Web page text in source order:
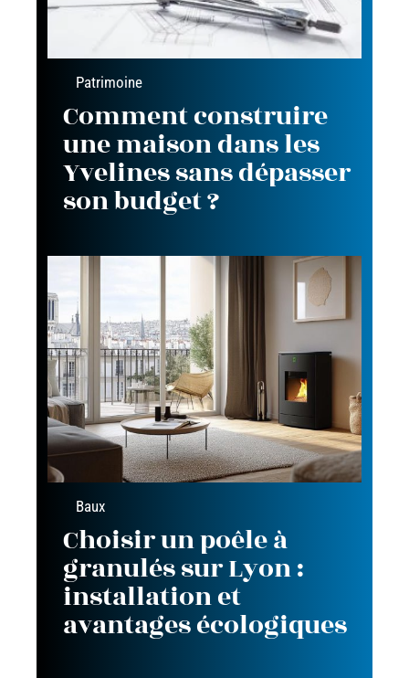
Patrimoine
Comment construire
une maison dans les
Yvelines sans dépasser
son budget ?
Baux
Choisir un poêle à
granulés sur Lyon :
installation et
avantages écologiques